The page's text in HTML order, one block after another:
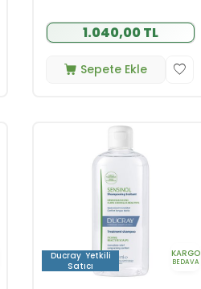
1.040,00 TL
Sepete Ekle
Ducray Yetkili
Satıcı
KARGO
BEDAVA